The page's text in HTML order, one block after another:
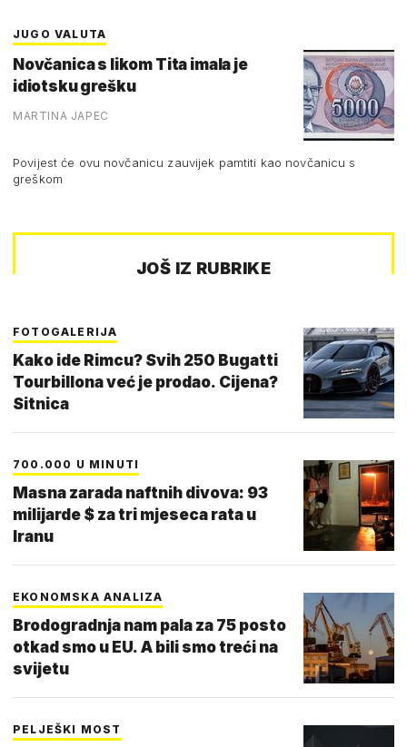
JUGO VALUTA
Novčanica s likom Tita imala je
idiotsku grešku
MARTINA JAPEC
Povijest će ovu novčanicu zauvijek pamtiti kao novčanicu s
greškom
JOŠ IZ RUBRIKE
FOTOGALERIJA
Kako ide Rimcu? Svih 250 Bugatti
Tourbillona već je prodao. Cijena?
Sitnica
700.000 U MINUTI
Masna zarada naftnih divova: 93
milijarde $ za tri mjeseca rata u
Iranu
EKONOMSKA ANALIZA
Brodogradnja nam pala za 75 posto
otkad smo u EU. A bili smo treći na
svijetu
PELJEŠKI MOST